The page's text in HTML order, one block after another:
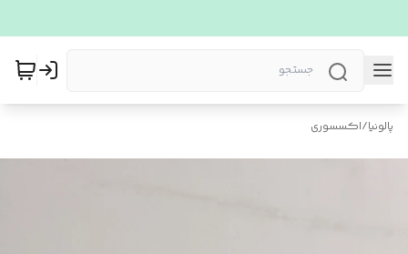
پالونیا/اکسسوری